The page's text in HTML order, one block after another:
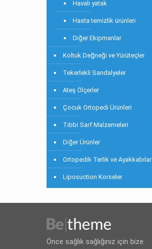
Havalı yatak
Hasta temizlik ürünleri
Diğer Ekipmanlar
Koltuk Değneği ve Yürüteçler
Tekerlekli Sandalyeler
Ateş Ölçerler
Çocuk Ortopedi Ürünleri
Tıbbi Sarf Malzemeleri
Diğer Ürünler
Ortopedik Terlik ve Ayakkabılar
Liposuction Korseler
Önce sağlık sağlığınız için bize